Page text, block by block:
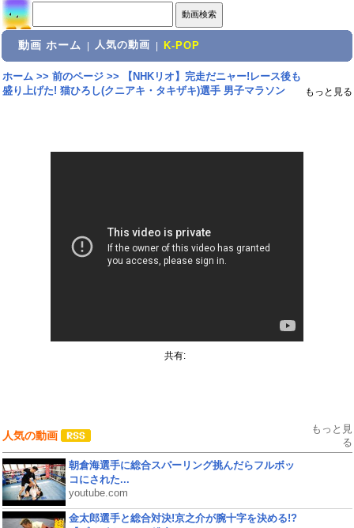
動画 ホーム 人気の動画 K-POP
ホーム>> 前のページ>>
【NHKリオ】完走だニャー!レース後も
盛り上げた! 猫ひろし(クニアキ・タキザキ)選手 男子マラソン
もっと見る
共有:
人気の動画
もっと見
る
朝倉海選手に総合スパーリング挑んだらフルボッ
コにされた...
youtube.com
金太郎選手と総合対決!京之介が腕十字を決める!?